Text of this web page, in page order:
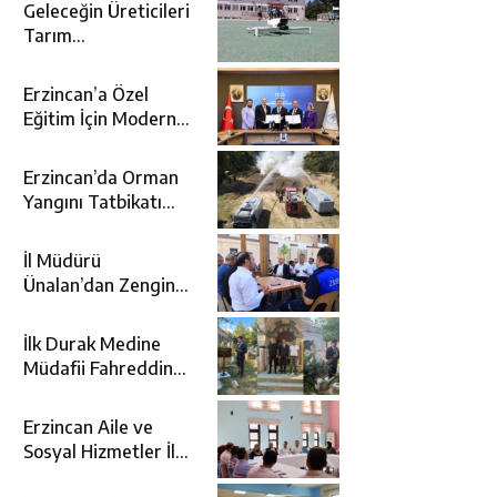
Geleceğin Üreticileri
Tarım
Tanışıyor
Erzincan’a Özel
Eğitim İçin Modern
Eğitim Meslek Okulu
Protokolü İmzalandı
Erzincan’da Orman
Yangını Tatbikatı
İl Müdürü
Ünalan’dan Zengin
Ziyareti
İlk Durak Medine
Müdafii Fahreddin
Kabri
Erzincan Aile ve
Sosyal Hizmetler İl